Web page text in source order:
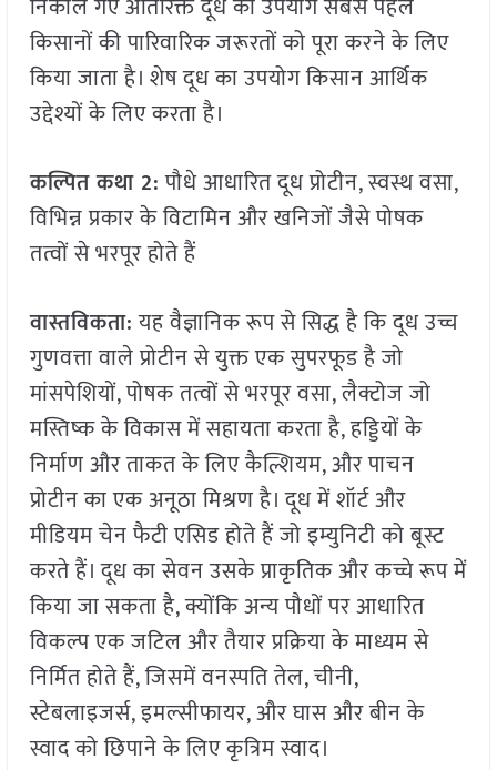
निकाले गए अतिरिक्त दूध का उपयोग सबसे पहले
किसानों की पारिवारिक जरूरतों को पूरा करने के लिए
किया जाता है। शेष दूध का उपयोग किसान आर्थिक
उद्देश्यों के लिए करता है।
कल्पित कथा 2:पौधे आधारित दूध प्रोटीन, स्वस्थ वसा,
विभिन्न प्रकार के विटामिन और खनिजों जैसे पोषक
तत्वों से भरपूर होते हैं
वास्तविकता:यह वैज्ञानिक रूप से सिद्ध है कि दूध उच्च
गुणवत्ता वाले प्रोटीन से युक्त एक सुपरफूड है जो
मांसपेशियों, पोषक तत्वों से भरपूर वसा, लैक्टोज जो
मस्तिष्क के विकास में सहायता करता है, हड्डियों के
निर्माण और ताकत के लिए कैल्शियम, और पाचन
प्रोटीन का एक अनूठा मिश्रण है। दूध में शॉर्ट और
मीडियम चेन फैटी एसिड होते हैं जो इम्युनिटी को बूस्ट
करते हैं। दूध का सेवन उसके प्राकृतिक और कच्चे रूप में
किया जा सकता है, क्योंकि अन्य पौधों पर आधारित
विकल्प एक जटिल और तैयार प्रक्रिया के माध्यम से
निर्मित होते हैं, जिसमें वनस्पति तेल, चीनी,
स्टेबलाइजर्स, इमल्सीफायर, और घास और बीन के
स्वाद को छिपाने के लिए कृत्रिम स्वाद।